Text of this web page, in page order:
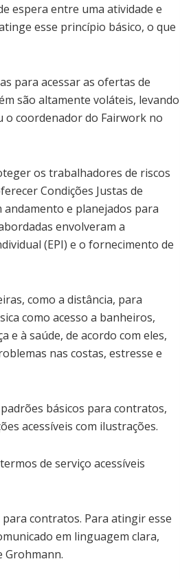
espera entre uma atividade e
esse princípio básico, o que
para acessar as ofertas de
são altamente voláteis, levando
o coordenador do Fairwork no
os trabalhadores de riscos
Condições Justas de
e planejados para
envolveram a
(EPI) e o fornecimento de
como a distância, para
como acesso a banheiros,
e à saúde, de acordo com eles,
nas costas, estresse e
básicos para contratos,
acessíveis com ilustrações.
de serviço acessíveis
contratos. Para atingir esse
em linguagem clara,
Grohmann.